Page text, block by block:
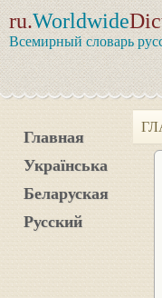
ru.Worldwide
Всемирный словарь
Главная
Українська
Беларуская
Русский